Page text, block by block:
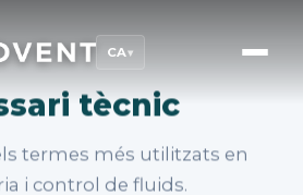
CA▾
tècnic
termes més utilitzats en
i control de fluids.